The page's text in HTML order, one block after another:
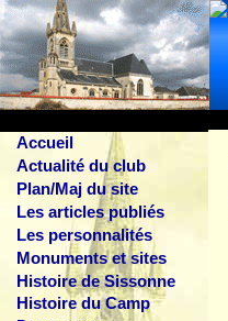
Accueil
Actualité du club
Plan/Maj du site
Les articles publiés
Les personnalités
Monuments et sites
Histoire de Sissonne
Histoire du Camp